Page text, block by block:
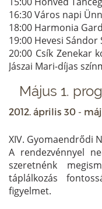
16:30 Város napi
18:00 Harmonia
19:00 Hevesi
20:00 Csík Zenekar
Jászai Mari-díjas
Május 1.
2012. április 30 -
XIV. Gyomaendrődi
A rendezvénnyel
szeretnénk
táplálkozás
figyelmet.